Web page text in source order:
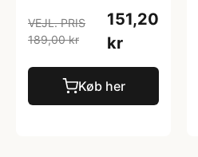
VEJL. PRIS
189,00 kr
151,20
kr
Køb her